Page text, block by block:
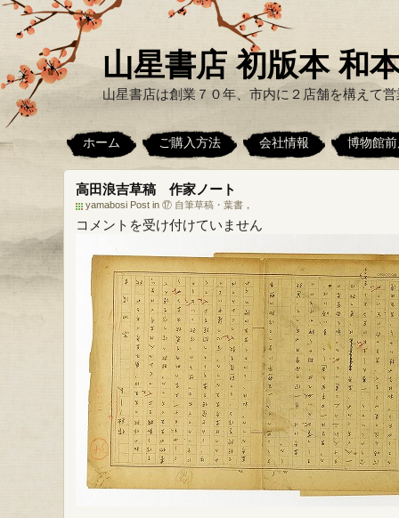
山星書店 初版本 和
山星書店は創業７０年、市内に２店舗を構えて
ホーム ご購入方法 会社情報 博物館
高田浪吉草稿 作家ノート
yamabosi Post in ⑰ 自筆草稿・葉書 ，
高
稿
コメントを受け付けていません